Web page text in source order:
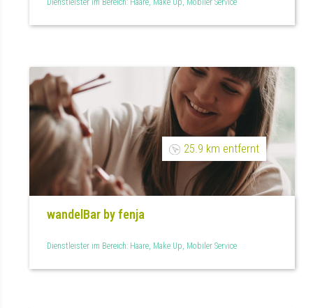
Dienstleister im Bereich: Haare, Make Up, Mobiler Service
25.9 km entfernt
wandelBar by fenja
Dienstleister im Bereich: Haare, Make Up, Mobiler Service